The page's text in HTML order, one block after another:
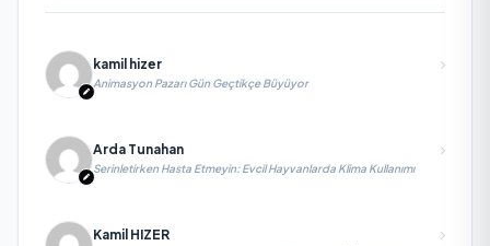
kamil hizer
Animasyon Pazarı Gün Geçtikçe Büyüyor
Arda Tunahan
Serinletirken Hasta Etmeyin: Evcil Hayvanlarda Klima Kullanımı
Kamil HIZER